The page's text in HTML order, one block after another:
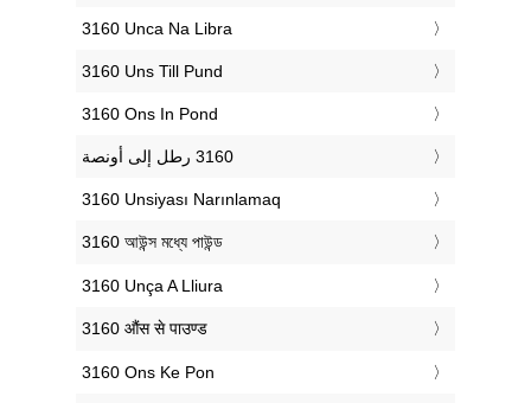
‎3160 Unca Na Libra
‎3160 Uns Till Pund
‎3160 Ons In Pond
‎3160 Unsiyası Narınlamaq
‎3160 আউন্স মধ্যে পাউন্ড
‎3160 Unça A Lliura
‎3160 औंस से पाउण्ड
‎3160 Ons Ke Pon